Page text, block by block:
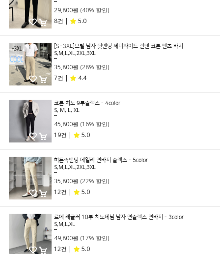
29,800원 (40% 할인)
8건 |
5.0
[S~3XL]브릴 남자 뒷밴딩 세미와이드 린넨 코튼 팬츠 바지
S,M,L,XL,2XL,3XL
35,800원 (28% 할인)
7건 |
4.4
코튼 치노 9부슬랙스 - 4color
S, M, L, XL
45,800원 (16% 할인)
19건 |
5.0
히든속밴딩 데일리 면바지 슬랙스 - 5color
S,M,L,XL,2XL,3XL
35,800원 (22% 할인)
12건 |
5.0
르에 레귤러 10부 치노데님 남자 면슬랙스 면바지 - 3color
S,M,L,XL
49,800원 (17% 할인)
12건 |
5.0